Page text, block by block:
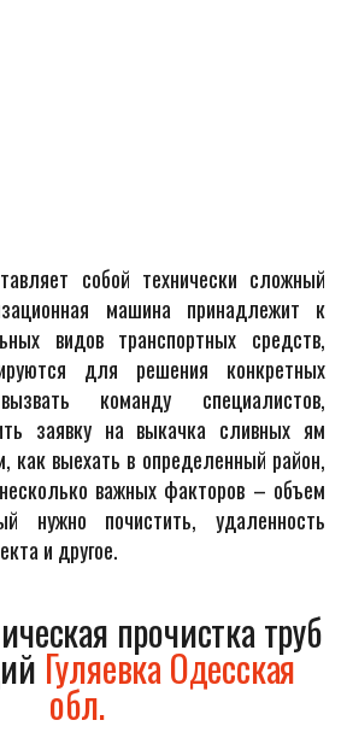
собой технически сложный
машина принадлежит к
видов транспортных средств,
для решения конкретных
команду специалистов,
заявку на выкачка сливных ям
как выехать в определенный район,
важных факторов – объем
нужно почистить, удаленность
и другое.
прочистка труб
Гуляевка Одесская
обл.